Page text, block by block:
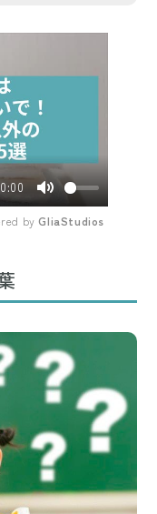
Mute
by GliaStudios